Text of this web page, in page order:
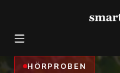
HÖRPROBEN